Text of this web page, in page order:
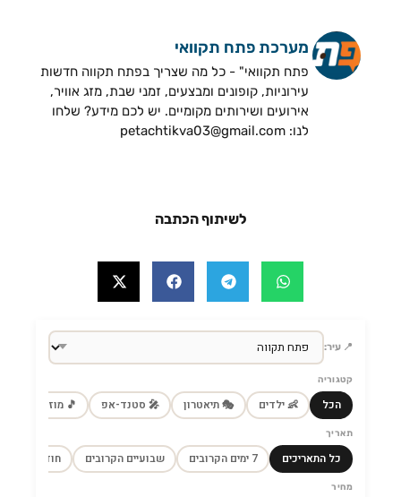
מערכת פתח תקוואי
פתח תקוואי" - כל מה שצריך בפתח תקווה חדשות
עירוניות, קופונים ומבצעים, זמני שבת, מזג אוויר,
אירועים ושירותים מקומיים. יש לכם מידע? שלחו
לנו: petachtikva03@gmail.com
לשיתוף הכתבה
📍 עיר:
קטגוריה
הכל 👶 ילדים 🎭 תיאטרון 🎤 סטנד-אפ 🎵 מוזיקה
תאריך
כל התאריכים 7 ימים הקרובים שבועיים הקרובים חודש הקרוב
מחיר